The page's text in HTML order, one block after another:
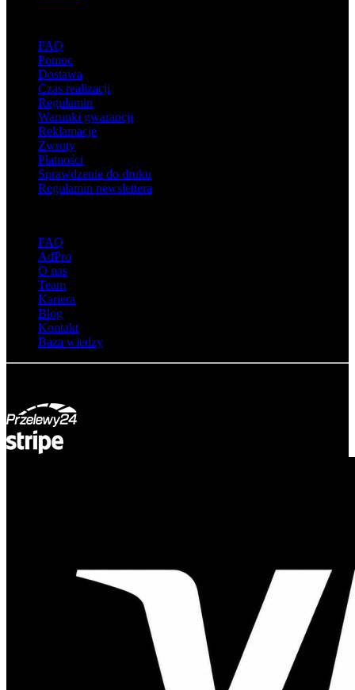
FAQ
Pomoc
Dostawa
Czas realizacji
Regulamin
Warunki gwarancji
Reklamacje
Zwroty
Płatności
Sprawdzenie do druku
Regulamin newslettera
FAQ
AdPro
O nas
Team
Kariera
Blog
Kontakt
Baza wiedzy